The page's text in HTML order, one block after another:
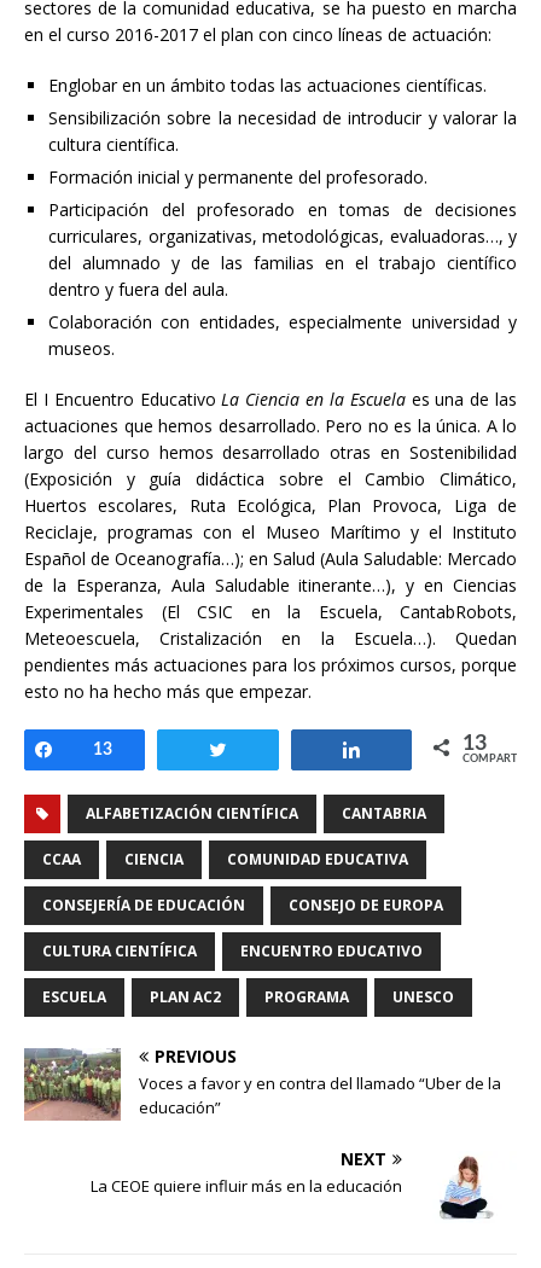
sectores de la comunidad educativa, se ha puesto en marcha
en el curso 2016-2017 el plan con cinco líneas de actuación:
Englobar en un ámbito todas las actuaciones científicas.
Sensibilización sobre la necesidad de introducir y valorar la
cultura científica.
Formación inicial y permanente del profesorado.
Participación del profesorado en tomas de decisiones
curriculares, organizativas, metodológicas, evaluadoras…, y
del alumnado y de las familias en el trabajo científico
dentro y fuera del aula.
Colaboración con entidades, especialmente universidad y
museos.
El I Encuentro Educativo La Ciencia en la Escuelaes una de las
actuaciones que hemos desarrollado. Pero no es la única. A lo
largo del curso hemos desarrollado otras en Sostenibilidad
(Exposición y guía didáctica sobre el Cambio Climático,
Huertos escolares, Ruta Ecológica, Plan Provoca, Liga de
Reciclaje, programas con el Museo Marítimo y el Instituto
Español de Oceanografía…); en Salud (Aula Saludable: Mercado
de la Esperanza, Aula Saludable itinerante…), y en Ciencias
Experimentales (El CSIC en la Escuela, CantabRobots,
Meteoescuela, Cristalización en la Escuela…). Quedan
pendientes más actuaciones para los próximos cursos, porque
esto no ha hecho más que empezar.
Compartir
13 Compartir 13
COMPARTIR
ALFABETIZACIÓN CIENTÍFICA CANTABRIA
CCAA CIENCIA COMUNIDAD EDUCATIVA
CONSEJERÍA DE EDUCACIÓN CONSEJO DE EUROPA
CULTURA CIENTÍFICA ENCUENTRO EDUCATIVO
ESCUELA PLAN AC2 PROGRAMA UNESCO
PREVIOUS
Voces a favor y en contra del llamado “Uber de la
educación”
NEXT
La CEOE quiere influir más en la educación